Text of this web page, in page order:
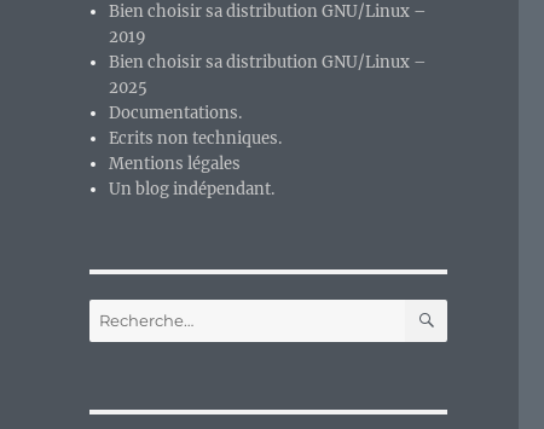
Bien choisir sa distribution GNU/Linux –
2019
Bien choisir sa distribution GNU/Linux –
2025
Documentations.
Ecrits non techniques.
Mentions légales
Un blog indépendant.
Recherche
pour :